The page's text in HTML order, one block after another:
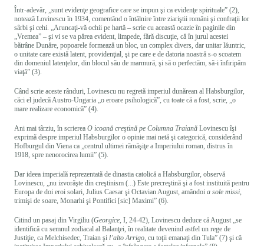
Într-adevăr, „sunt evidenţe geografice care se impun şi ca evidenţe spirituale” (2),
notează Lovinescu în 1934, comentând o întâlnire între ziariştii români şi confraţii lor
sârbi şi cehi. „Aruncaţi-vă ochii pe hartă – scrie cu această ocazie în paginile din
„Vremea” – şi vi se va părea evident, limpede, fără discuţie, că în jurul acestei
bătrâne Dunăre, popoarele formează un bloc, un complex divers, dar unitar lăuntric,
o unitate care există latent, providenţial, şi pe care e de datoria noastră s-o scoatem
din domeniul latenţelor, din blocul său de marmură, şi să o perfectăm, să-i înfiripăm
viaţă” (3).
Când scrie aceste rânduri, Lovinescu nu regretă imperiul dunărean al Habsburgilor,
căci el judecă Austro-Ungaria „o eroare psihologică”, cu toate că a fost, scrie, „o
mare realizare economică” (4).
Ani mai târziu, în scriereaO icoană creştină pe Columna Traiană Lovinescu îşi
exprimă despre imperiul Habsburgilor o opinie mai netă şi categorică, considerând
Hofburgul din Viena ca „centrul ultimei rămăşiţe a Imperiului roman, distrus în
1918, spre nenorocirea lumii” (5).
Dar ideea imperială reprezentată de dinastia catolică a Habsburgilor, observă
Lovinescu, „nu izvorăşte din creştinism (...) Este precreştină şi a fost instituită pentru
Europa de doi eroi solari, Julius Caesar şi Octavian August, amândoia sole missi,
trimişi de soare, Monarhi şi Pontifici [sic] Maximi” (6).
Citind un pasaj din Virgiliu (Georgice, I, 24-42), Lovinescu deduce că August „se
identifică cu semnul zodiacal al Balanţei, în realitate devenind astfel un rege de
Justiţie, ca Melchisedec, Traian şil’alto Arrigo, cu toţii emanaţi din Tula” (7) şi că